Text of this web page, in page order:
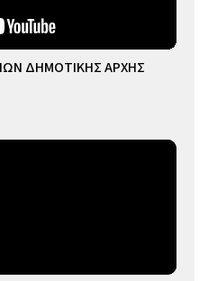
ΔΗΜΟΤΙΚΗΣ ΑΡΧΗΣ